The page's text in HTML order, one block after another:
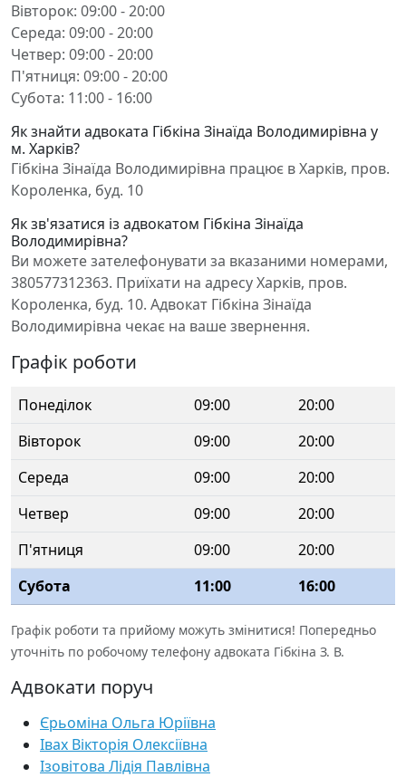
Вівторок: 09:00 - 20:00
Середа: 09:00 - 20:00
Четвер: 09:00 - 20:00
П'ятниця: 09:00 - 20:00
Субота: 11:00 - 16:00
Як знайти адвоката Гібкіна Зінаїда Володимирівна у
м. Харків?
Гібкіна Зінаїда Володимирівна працює в Харків, пров.
Короленка, буд. 10
Як зв'язатися із адвокатом Гібкіна Зінаїда
Володимирівна?
Ви можете зателефонувати за вказаними номерами,
380577312363. Приїхати на адресу Харків, пров.
Короленка, буд. 10. Адвокат Гібкіна Зінаїда
Володимирівна чекає на ваше звернення.
Графік роботи
Понеділок 09:00
20:00
Вівторок
09:00
20:00
Середа
09:00
20:00
Четвер
09:00
20:00
П'ятниця
09:00
20:00
Субота
11:00 16:00
Графік роботи та прийому можуть змінитися! Попередньо
уточніть по робочому телефону адвоката Гібкіна З. В.
Адвокати поруч
Єрьоміна Ольга Юріївна
Івах Вікторія Олексіївна
Ізовітова Лідія Павлівна